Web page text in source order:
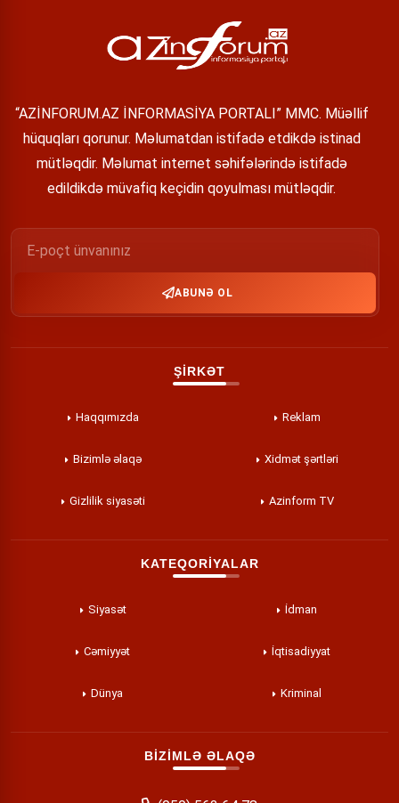
“AZİNFORUM.AZ İNFORMASİYA PORTALI” MMC. Müəllif
hüquqları qorunur. Məlumatdan istifadə etdikdə istinad
mütləqdir. Məlumat internet səhifələrində istifadə
edildikdə müvafiq keçidin qoyulması mütləqdir.
ABUNƏ OL
ŞİRKƏT
Haqqımızda Reklam
Bizimlə əlaqə Xidmət şərtləri
Gizlilik siyasəti Azinform TV
KATEQORİYALAR
Siyasət İdman
Cəmiyyət İqtisadiyyat
Dünya Kriminal
BİZİMLƏ ƏLAQƏ